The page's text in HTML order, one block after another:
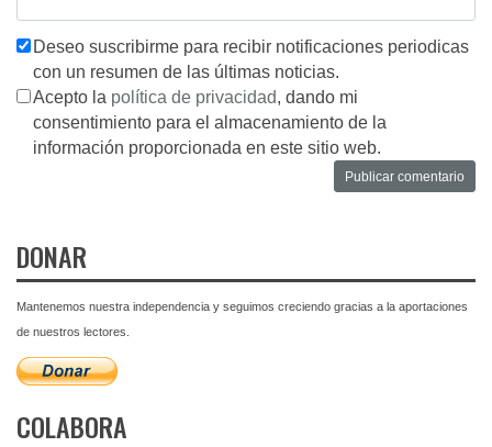
Deseo suscribirme para recibir notificaciones periodicas
con un resumen de las últimas noticias.
Acepto la política de privacidad, dando mi
consentimiento para el almacenamiento de la
información proporcionada en este sitio web.
DONAR
Mantenemos nuestra independencia y seguimos creciendo gracias a la aportaciones
de nuestros lectores.
COLABORA